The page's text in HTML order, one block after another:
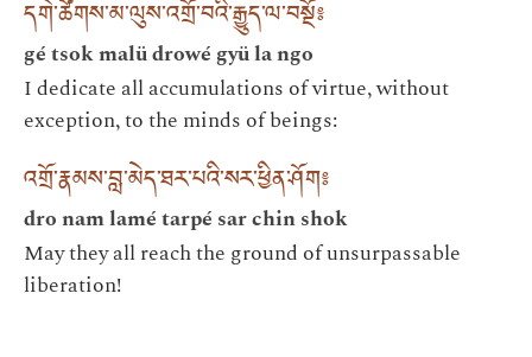
དགེ་ཚོགས་མ་ལུས་འགྲོ་བའི་རྒྱུད་ལ་བསྔོ༔
gé tsok malü drowé gyü la ngo
I dedicate all accumulations of virtue, without
exception, to the minds of beings:
འགྲོ་རྣམས་བླ་མེད་ཐར་པའི་སར་ཕྱིན་ཤོག༔
dro nam lamé tarpé sar chin shok
May they all reach the ground of unsurpassable
liberation!